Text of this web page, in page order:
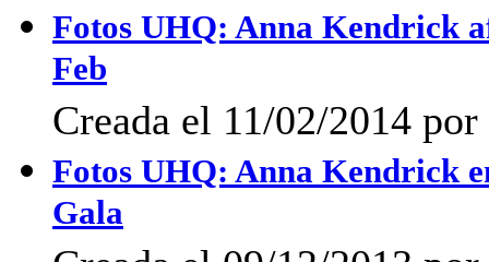
Fotos UHQ: Anna Kendrick
Feb
Creada el 11/02/2014
Fotos UHQ: Anna Kendrick
Gala